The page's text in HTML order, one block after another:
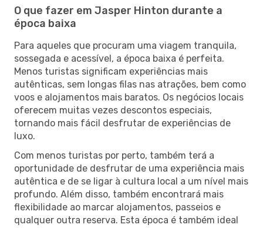
O que fazer em Jasper Hinton durante a
época baixa
Para aqueles que procuram uma viagem tranquila,
sossegada e acessível, a época baixa é perfeita.
Menos turistas significam experiências mais
autênticas, sem longas filas nas atrações, bem como
voos e alojamentos mais baratos. Os negócios locais
oferecem muitas vezes descontos especiais,
tornando mais fácil desfrutar de experiências de
luxo.
Com menos turistas por perto, também terá a
oportunidade de desfrutar de uma experiência mais
autêntica e de se ligar à cultura local a um nível mais
profundo. Além disso, também encontrará mais
flexibilidade ao marcar alojamentos, passeios e
qualquer outra reserva. Esta época é também ideal